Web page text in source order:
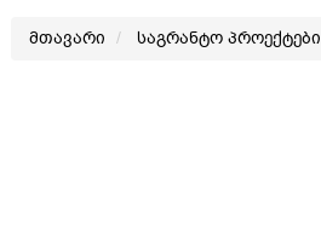
მთავარი საგრანტო პროექტები